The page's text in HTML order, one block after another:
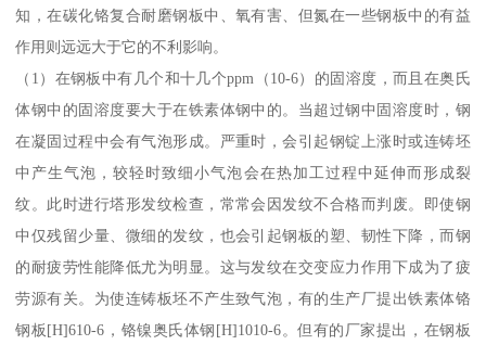
知，在碳化铬复合耐磨钢板中、氧有害、但氮在一些钢板中的有益
作用则远远大于它的不利影响。
（1）在钢板中有几个和十几个ppm（10-6）的固溶度，而且在奥氏
体钢中的固溶度要大于在铁素体钢中的。当超过钢中固溶度时，钢
在凝固过程中会有气泡形成。严重时，会引起钢锭上涨时或连铸坯
中产生气泡，较轻时致细小气泡会在热加工过程中延伸而形成裂
纹。此时进行塔形发纹检查，常常会因发纹不合格而判废。即使钢
中仅残留少量、微细的发纹，也会引起钢板的塑、韧性下降，而钢
的耐疲劳性能降低尤为明显。这与发纹在交变应力作用下成为了疲
劳源有关。为使连铸板坯不产生致气泡，有的生产厂提出铁素体铬
钢板[H]610-6，铬镍奥氏体钢[H]1010-6。但有的厂家提出，在钢板